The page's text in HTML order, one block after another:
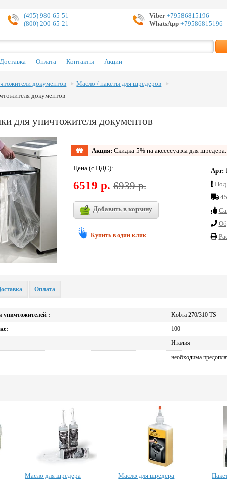
(495) 980-65-51
(800) 200-65-21
Viber+79586815196
WhatsApp+79586815196
Доставка Оплата Контакты Акции
документов
Масло / пакеты для шредеров
документов
для уничтожителя документов
Акция: Скидка 5% на аксессуары для шредера.
Цена (с НДС):
6519 р. 6939 р.
Добавить в корзину
Купить в один клик
Арт:
Под
уничтожителей : Kobra 270/310 TS
100
Италия
необходима
Оплата
Масло для шредера Масло для шредера